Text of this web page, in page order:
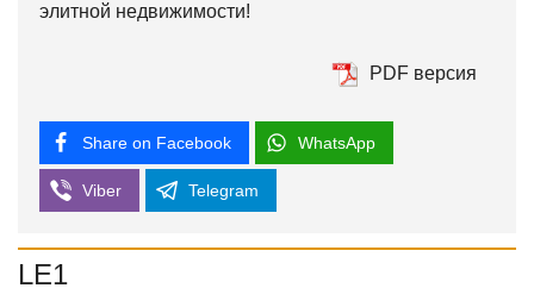
элитной недвижимости!
PDF версия
Share on Facebook WhatsApp
Viber Telegram
LE1